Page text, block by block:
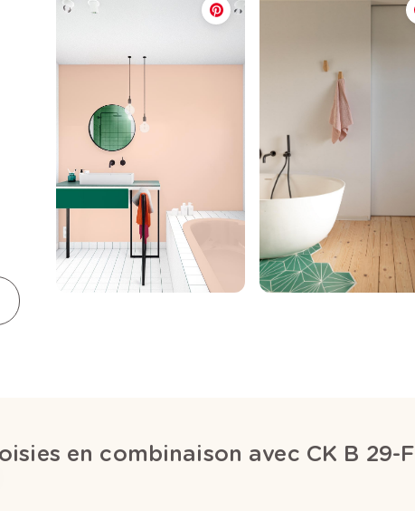
en combinaison avec CK B 29-F